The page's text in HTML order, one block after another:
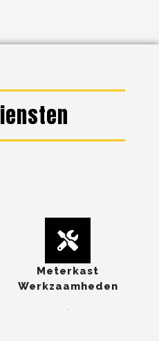
Meterkast
Werkzaamheden